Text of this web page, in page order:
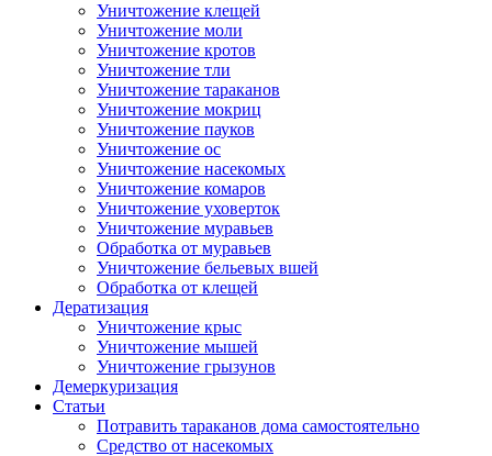
Уничтожение клещей
Уничтожение моли
Уничтожение кротов
Уничтожение тли
Уничтожение тараканов
Уничтожение мокриц
Уничтожение пауков
Уничтожение ос
Уничтожение насекомых
Уничтожение комаров
Уничтожение уховерток
Уничтожение муравьев
Обработка от муравьев
Уничтожение бельевых вшей
Обработка от клещей
Дератизация
Уничтожение крыс
Уничтожение мышей
Уничтожение грызунов
Демеркуризация
Статьи
Потравить тараканов дома самостоятельно
Средство от насекомых